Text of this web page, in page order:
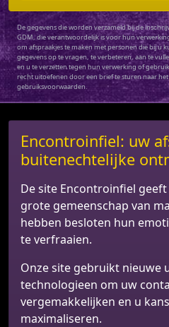
De gegevens die worden verzameld bij de
GDM, die verantwoordelijk is voor hun
om afspraakjes te maken met personen die bij u
gegevens op te vragen, te verbeteren, aan te
en u te verzetten tegen hun verwerking of
recht uitoefenen door een brief te sturen naar
gebruiksvoorwaarden.
Encontroinfiel: uw
buitenechtelijke
De site Encontroinfiel
grote gemeenschap van
hebben besloten hun
te verfraaien.
Onze site gebruikt nieuwe
technologieen om uw
vergemakkelijken en u
maximaliseren.